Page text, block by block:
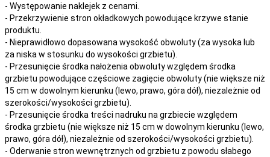
- Występowanie naklejek z cenami.
- Przekrzywienie stron okładkowych powodujące krzywe stanie
produktu.
- Nieprawidłowo dopasowana wysokość obwoluty (za wysoka lub
za niska w stosunku do wysokości grzbietu).
- Przesunięcie środka nałożenia obwoluty względem środka
grzbietu powodujące częściowe zagięcie obwoluty (nie większe niż
15 cm w dowolnym kierunku (lewo, prawo, góra dół), niezależnie od
szerokości/wysokości grzbietu).
- Przesunięcie środka treści nadruku na grzbiecie względem
środka grzbietu (nie większe niż 15 cm w dowolnym kierunku (lewo,
prawo, góra dół), niezależnie od szerokości/wysokości grzbietu).
- Oderwanie stron wewnętrznych od grzbietu z powodu słabego